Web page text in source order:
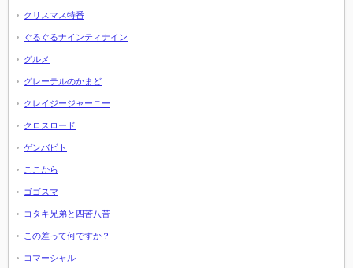
クリスマス特番
ぐるぐるナインティナイン
グルメ
グレーテルのかまど
クレイジージャーニー
クロスロード
ゲンバビト
ここから
ゴゴスマ
コタキ兄弟と四苦八苦
この差って何ですか？
コマーシャル